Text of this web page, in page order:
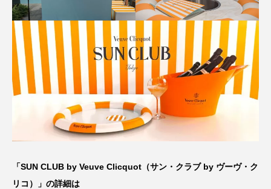
「SUN CLUB by Veuve Clicquot（サン・クラブ by ヴーヴ・ク
リコ）」の詳細は